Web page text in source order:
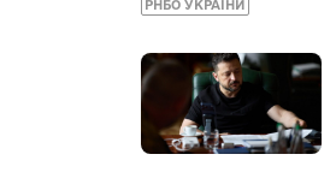
РНБО УКРАЇНИ